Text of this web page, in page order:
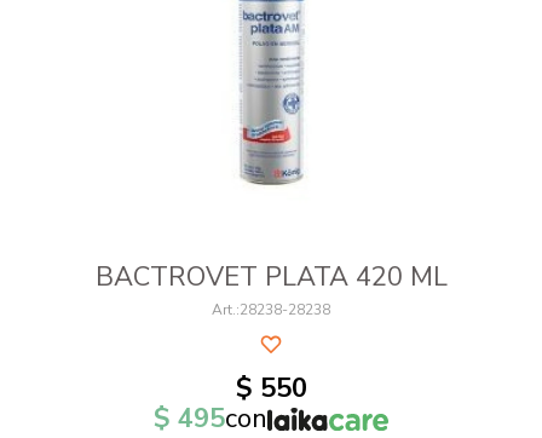
BACTROVET PLATA 420 ML
28238-28238
$ 550
$ 495con